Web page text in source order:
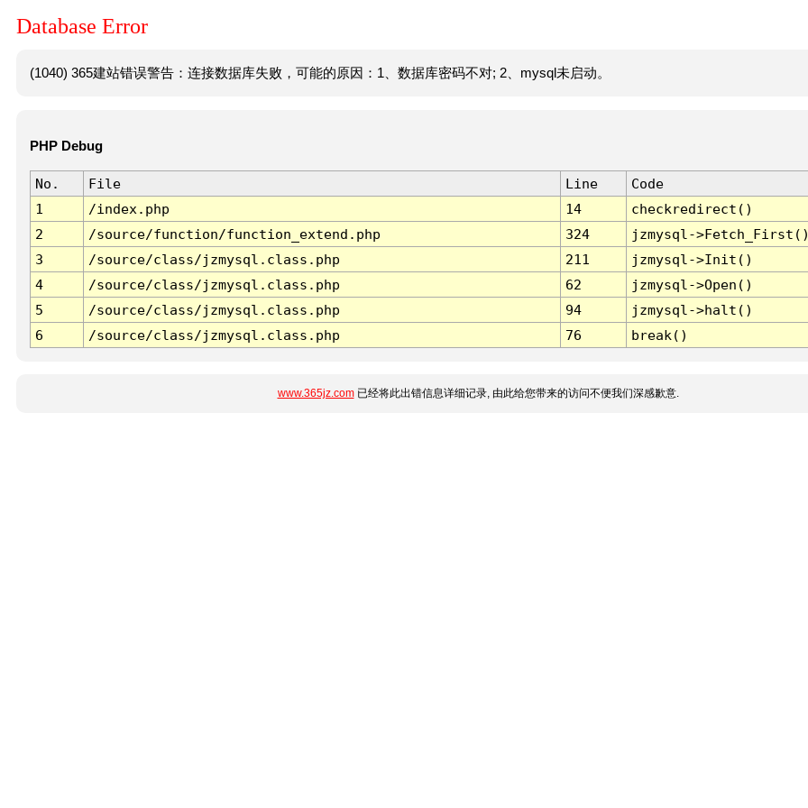
Database Error
(1040) 365建站错误警告：连接数据库失败，可能的原因：1、数据库密码不对; 2、mysql未启动。
PHP Debug
No. File Line
Code
1
/index.php 14
checkredirect()
2
/source/function/function_extend.php 324
jzmysql-
3
/source/class/jzmysql.class.php 211
jzmysql->Init()
4
/source/class/jzmysql.class.php 62
jzmysql->Open()
5
/source/class/jzmysql.class.php 94
jzmysql->halt()
6
/source/class/jzmysql.class.php 76 break()
www.365jz.com已经将此出错信息详细记录, 由此给您带来的访问不便我们深感歉意.